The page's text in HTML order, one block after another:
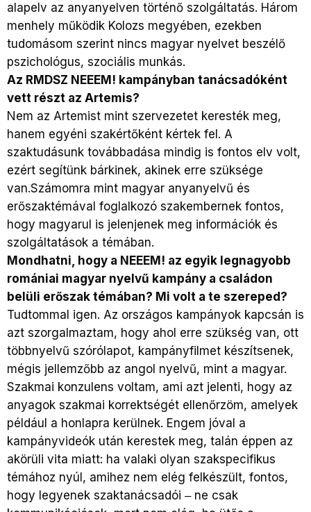
alapelv az anyanyelven történő szolgáltatás. Három
menhely működik Kolozs megyében, ezekben
tudomásom szerint nincs magyar nyelvet beszélő
pszichológus, szociális munkás.
Az RMDSZ NEEEM! kampányban tanácsadóként
vett részt az Artemis?
Nem az Artemist mint szervezetet keresték meg,
hanem egyéni szakértőként kértek fel. A
szaktudásunk továbbadása mindig is fontos elv volt,
ezért segítünk bárkinek, akinek erre szüksége
van.Számomra mint magyar anyanyelvű és
erőszaktémával foglalkozó szakembernek fontos,
hogy magyarul is jelenjenek meg információk és
szolgáltatások a témában.
Mondhatni, hogy a NEEEM! az egyik legnagyobb
romániai magyar nyelvű kampány a családon
belüli erőszak témában? Mi volt a te szereped?
Tudtommal igen. Az országos kampányok kapcsán is
azt szorgalmaztam, hogy ahol erre szükség van, ott
többnyelvű szórólapot, kampányfilmet készítsenek,
mégis jellemzőbb az angol nyelvű, mint a magyar.
Szakmai konzulens voltam, ami azt jelenti, hogy az
anyagok szakmai korrektségét ellenőrzöm, amelyek
például a honlapra kerülnek. Engem jóval a
kampányvideók után kerestek meg, talán éppen az
akörüli vita miatt: ha valaki olyan szakspecifikus
témához nyúl, amihez nem elég felkészült, fontos,
hogy legyenek szaktanácsadói ‒ ne csak